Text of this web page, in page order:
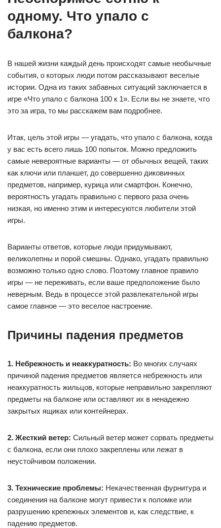
одному. Что упало с
балкона?
В нашей жизни каждый день происходят самые необычные
события, о которых люди потом рассказывают веселые
истории. Одна из таких забавных ситуаций заключается в
игре «Что упало с балкона 100 к 1». Если вы не знаете, что
это за игра, то мы расскажем вам подробнее.
Итак, цель этой игры — угадать, что упало с балкона, когда
у вас есть всего лишь 100 попыток. Можно предложить
самые невероятные варианты — от обычных вещей, таких
как ключи или планшет, до совершенно диковинных
предметов, например, курица или смартфон. Конечно,
вероятность угадать правильно с первого раза очень
низкая, но именно этим и интересуются любители этой
игры.
Варианты ответов, которые люди придумывают,
великолепны и порой смешны. Однако, угадать правильно
возможно только одно слово. Поэтому главное правило
игры — не переживать, если ваше предположение было
неверным. Ведь в процессе этой развлекательной игры
самое главное — это веселое настроение.
Причины падения предметов
1. Небрежность и неаккуратность: Во многих случаях
причиной падения предметов является небрежность или
неаккуратность жильцов, которые неправильно закрепляют
предметы на балконе или оставляют их в ненадежно
закрытых ящиках или контейнерах.
2. Жесткий ветер: Сильный ветер может сорвать предметы
с балкона, если они плохо закреплены или лежат в
неустойчивом положении.
3. Технические проблемы: Некачественная фурнитура и
соединения на балконе могут привести к поломке или
разрушению крепежных элементов и, как следствие, к
падению предметов.